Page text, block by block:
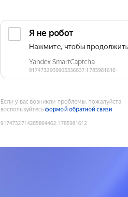
Если у вас возникли проблемы, пожалуйста,
воспользуйтесьформой обратной связи
9174732714285864462:1785981612